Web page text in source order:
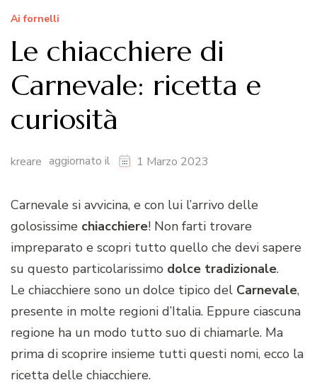
Ai fornelli
Le chiacchiere di
Carnevale: ricetta e
curiosità
kreare aggiornato il 1 Marzo 2023
Carnevale si avvicina, e con lui l’arrivo delle
golosissime chiacchiere! Non farti trovare
impreparato e scopri tutto quello che devi sapere
su questo particolarissimo dolce tradizionale.
Le chiacchiere sono un dolce tipico del Carnevale,
presente in molte regioni d’Italia. Eppure ciascuna
regione ha un modo tutto suo di chiamarle. Ma
prima di scoprire insieme tutti questi nomi, ecco la
ricetta delle chiacchiere.